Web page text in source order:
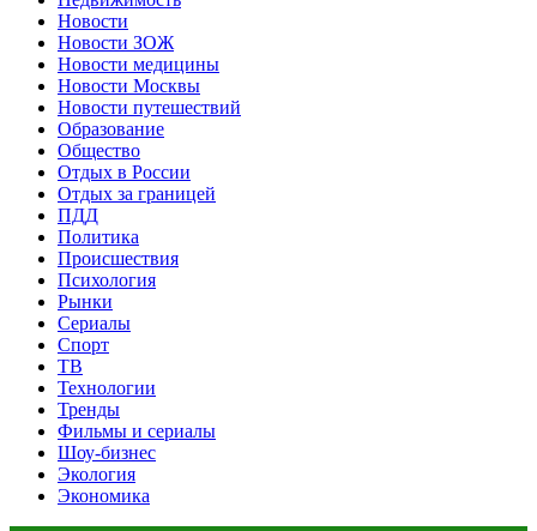
Новости
Новости ЗОЖ
Новости медицины
Новости Москвы
Новости путешествий
Образование
Общество
Отдых в России
Отдых за границей
ПДД
Политика
Происшествия
Психология
Рынки
Сериалы
Спорт
ТВ
Технологии
Тренды
Фильмы и сериалы
Шоу-бизнес
Экология
Экономика